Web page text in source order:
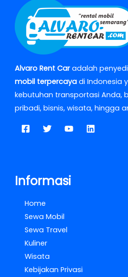
Alvaro Rent Caradalah
mobil terpercaya di Indonesia
kebutuhan transportasi Anda,
pribadi, bisnis, wisata, hingga
Informasi
Home
Sewa Mobil
Sewa Travel
Kuliner
Wisata
Kebijakan Privasi